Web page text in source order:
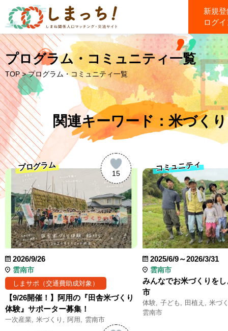
新規
ログ
プログラム・コミュニティ一覧
TOP > プログラム・コミュニティ一覧
関連キーワード：米づくり
15
プログラム
2026/9/26
雲南市
しまサポ（交通費助成対象）
【9/26開催！】阿用の『田舎米づくり
体験』サポーター募集！
一次産業 米づくり 阿用 雲南市
コミュニティ
2025/6/9～2026/3/31
雲南市
みんなでお米づくりを
市
体験 子ども 田植え
米づ
雲南市